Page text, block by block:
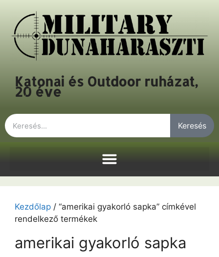
Katonai és Outdoor ruházat,
20 éve
Keresés
Kezdőlap / “amerikai gyakorló sapka” címkével
rendelkező termékek
amerikai gyakorló sapka